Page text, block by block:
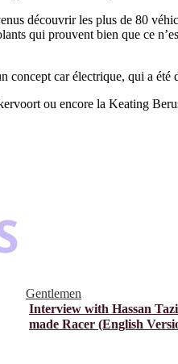
découvrir les plus de 80
qui prouvent bien que ce
concept car électrique, qui a été
ou encore la Keating
Gentlemen
Interview with Hassan
made Racer (English